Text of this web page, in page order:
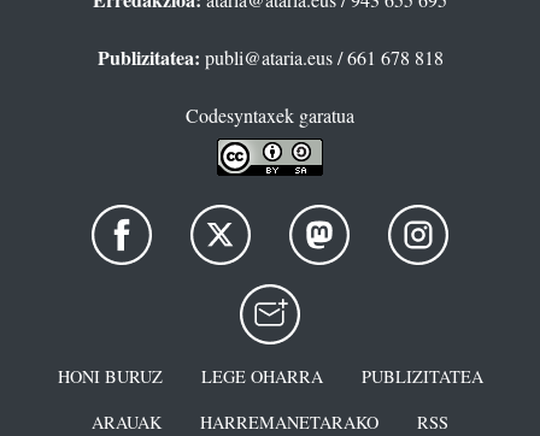
Publizitatea: publi@ataria.eus/ 661 678 818
Codesyntaxek garatua
HONI BURUZ LEGE OHARRA
PUBLIZITATEA
ARAUAK
HARREMANETARAKO RSS